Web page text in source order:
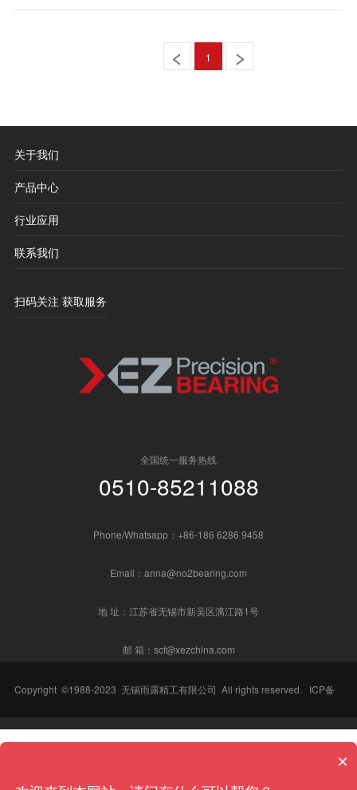
1
关于我们
产品中心
行业应用
联系我们
扫码关注 获取服务
全国统一服务热线
0510-85211088
Phone/Whatsapp：+86-186 6286 9458
Email：anna@no2bearing.com
地 址：江苏省无锡市新吴区漓江路1号
邮 箱：scf@xezchina.com
Copyright ©1988-2023 无锡雨露精工有限公司 All rights reserved. ICP备
案号：苏ICP备2023037353号-1
×